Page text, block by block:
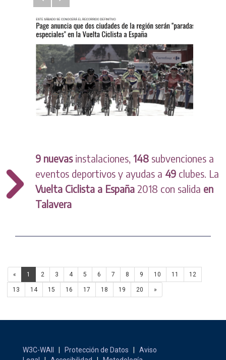
9 nuevas instalaciones, 148 subvenciones a
eventos deportivos y ayudas a 49 clubes. La
Vuelta Ciclista a España 2018 con salida en
Talavera
« 1 2 3 4 5 6 7 8 9 10 11 12
13 14 15 16 17 18 19 20 »
W3C-WAII Protección de Datos
Aviso